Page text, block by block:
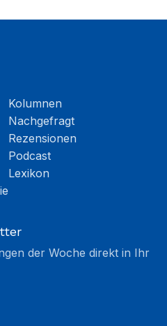
Kolumnen
Nachgefragt
Rezensionen
Podcast
Lexikon
der Woche direkt in Ihr